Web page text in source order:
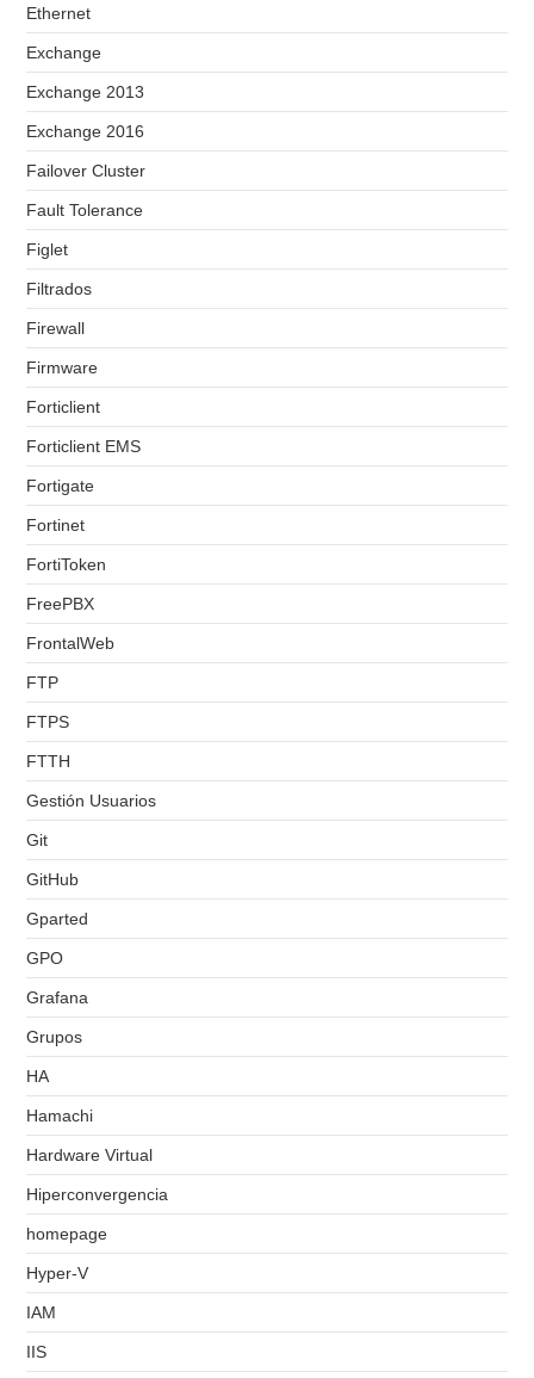
Ethernet
Exchange
Exchange 2013
Exchange 2016
Failover Cluster
Fault Tolerance
Figlet
Filtrados
Firewall
Firmware
Forticlient
Forticlient EMS
Fortigate
Fortinet
FortiToken
FreePBX
FrontalWeb
FTP
FTPS
FTTH
Gestión Usuarios
Git
GitHub
Gparted
GPO
Grafana
Grupos
HA
Hamachi
Hardware Virtual
Hiperconvergencia
homepage
Hyper-V
IAM
IIS